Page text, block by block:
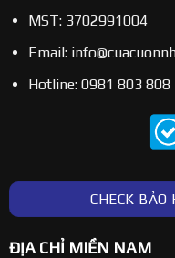
MST: 3702991004
Email:
Hotline: 0981 803 808
CHECK BẢO
ĐỊA CHỈ MIỀN NAM